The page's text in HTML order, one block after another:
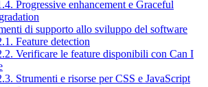
Progressive enhancement e Graceful
di supporto allo sviluppo del software
Feature detection
Verificare le feature disponibili con Can I
Strumenti e risorse per CSS e JavaScript